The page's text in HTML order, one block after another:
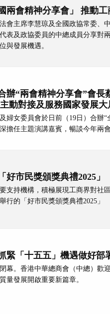
兩會精神分享會」 推動工
會主席李慧琼及全國政協常委、
表及政協委員的中總成員分享對
與發展機遇。
辦“兩會精神分享會”會
動對接及服務國家發展大
婦女委員會於日前（19日）合辦
擔任主題演講嘉賓，暢談今年兩
好市民獎頒獎典禮2025」
支持機構，積極展現工商界對社
行的「好市民獎頒獎典禮2025」
緊「十五五」機遇做好部
幕。香港中華總商會（中總）歡
量發展開啟重要新篇章。